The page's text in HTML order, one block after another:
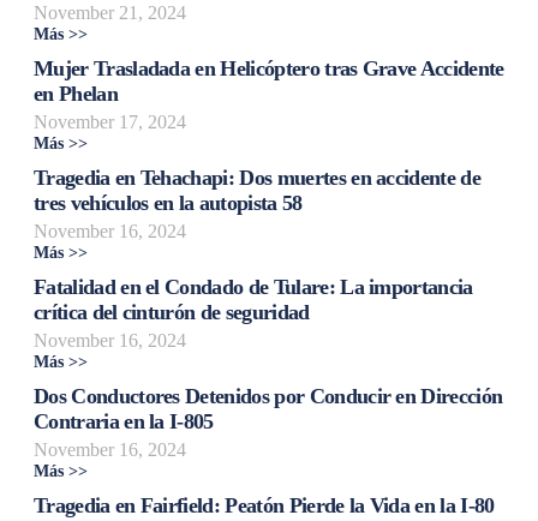
November 21, 2024
Más >>
Mujer Trasladada en Helicóptero tras Grave Accidente
en Phelan
November 17, 2024
Más >>
Tragedia en Tehachapi: Dos muertes en accidente de
tres vehículos en la autopista 58
November 16, 2024
Más >>
Fatalidad en el Condado de Tulare: La importancia
crítica del cinturón de seguridad
November 16, 2024
Más >>
Dos Conductores Detenidos por Conducir en Dirección
Contraria en la I-805
November 16, 2024
Más >>
Tragedia en Fairfield: Peatón Pierde la Vida en la I-80